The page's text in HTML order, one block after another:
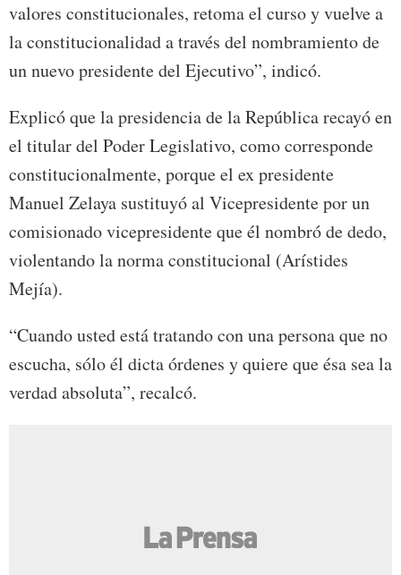
valores constitucionales, retoma el curso y vuelve a
la constitucionalidad a través del nombramiento de
un nuevo presidente del Ejecutivo”, indicó.
Explicó que la presidencia de la República recayó en
el titular del Poder Legislativo, como corresponde
constitucionalmente, porque el ex presidente
Manuel Zelaya sustituyó al Vicepresidente por un
comisionado vicepresidente que él nombró de dedo,
violentando la norma constitucional (Arístides
Mejía).
“Cuando usted está tratando con una persona que no
escucha, sólo él dicta órdenes y quiere que ésa sea la
verdad absoluta”, recalcó.